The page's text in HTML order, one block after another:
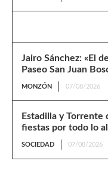
Jairo Sánchez: «El
Paseo San Juan
MONZÓN 07/08/2026
Estadilla y Torrente
fiestas por todo lo
SOCIEDAD 07/08/2026